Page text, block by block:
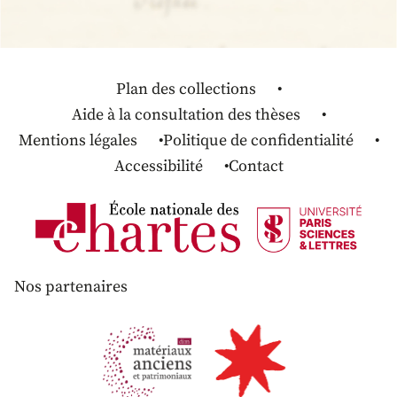
Plan des collections
Aide à la consultation des thèses
Mentions légales
Politique de confidentialité
Accessibilité
Contact
Nos partenaires